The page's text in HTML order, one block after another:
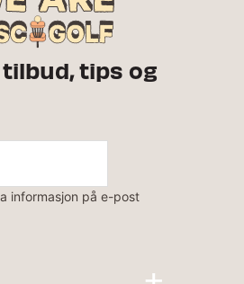
tips og
informasjon på e-post